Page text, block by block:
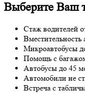
Выберите Ваш
Стаж водителей
Вместительность
Микроавтобусы
Помощь с
Автобусы до 45
Автомобили не
Встреча с